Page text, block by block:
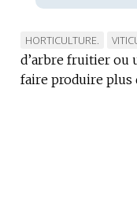
MARQUE
DE
DOMAINE
HORTICULTURE.
DE
d’arbre fruitier ou
faire produire plus